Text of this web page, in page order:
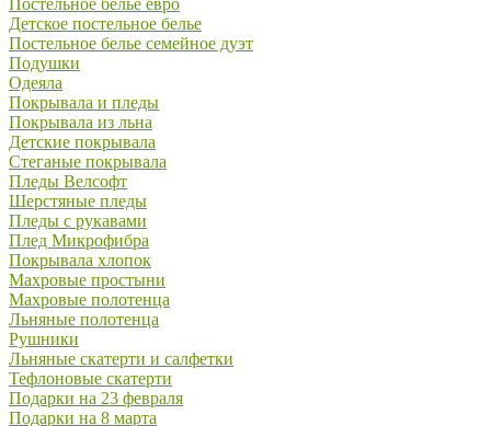
Постельное белье евро
Детское постельное белье
Постельное белье семейное дуэт
Подушки
Одеяла
Покрывала и пледы
Покрывала из льна
Детские покрывала
Стеганые покрывала
Пледы Велсофт
Шерстяные пледы
Пледы с рукавами
Плед Микрофибра
Покрывала хлопок
Махровые простыни
Махровые полотенца
Льняные полотенца
Рушники
Льняные скатерти и салфетки
Тефлоновые скатерти
Подарки на 23 февраля
Подарки на 8 марта